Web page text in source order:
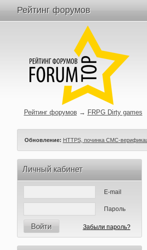
Рейтинг форумов
Рейтинг форумов → FRPG Dirty games
Обновление: HTTPS, починка СМС-
Личный кабинет
E-mail
Пароль
Войти Забыли пароль?